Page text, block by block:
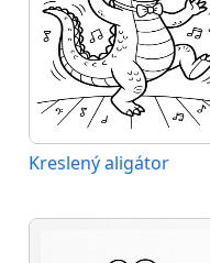
Kreslený aligátor